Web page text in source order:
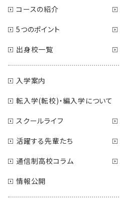
コースの紹介
5つのポイント
出身校一覧
入学案内
転入学(転校)・編入学について
スクールライフ
活躍する先輩たち
通信制高校コラム
情報公開